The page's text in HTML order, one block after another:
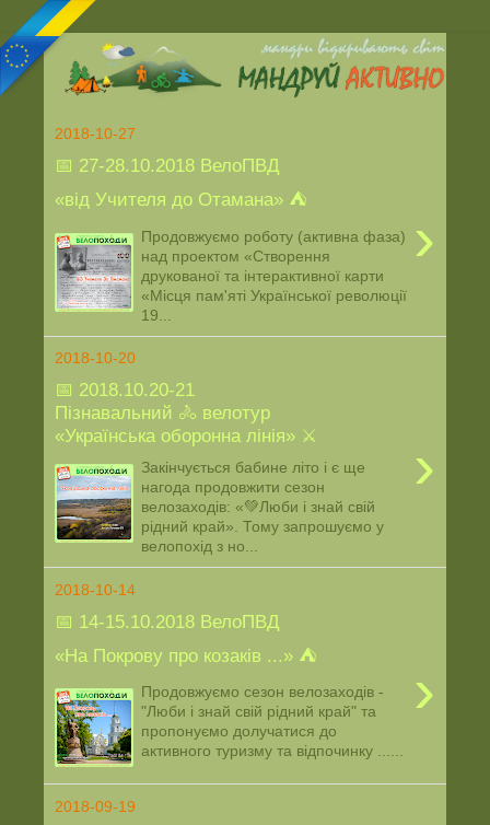
2018-10-27
📅 27-28.10.2018 ВелоПВД
«від Учителя до Отамана» ⛺️
›
Продовжуємо роботу (активна фаза)
над проектом «Створення
друкованої та інтерактивної карти
«Місця пам'яті Української революції
19...
2018-10-20
📅 2018.10.20-21
Пізнавальний 🚴 велотур
«Українська оборонна лінія» ⚔
›
Закінчується бабине літо і є ще
нагода продовжити сезон
велозаходів: «💚Люби і знай свій
рідний край». Тому запрошуємо у
велопохід з но...
2018-10-14
📅 14-15.10.2018 ВелоПВД
«На Покрову про козаків ...» ⛺️
›
Продовжуємо сезон велозаходів -
"Люби і знай свій рідний край" та
пропонуємо долучатися до
активного туризму та відпочинку ......
2018-09-19